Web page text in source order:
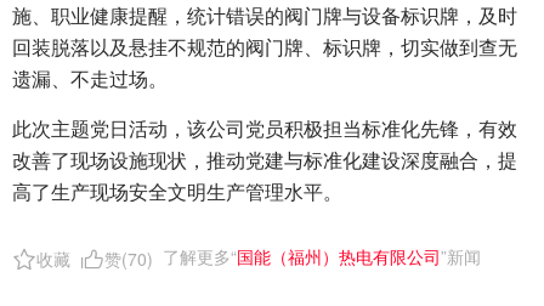
施、职业健康提醒，统计错误的阀门牌与设备标识牌，及时
回装脱落以及悬挂不规范的阀门牌、标识牌，切实做到查无
遗漏、不走过场。
此次主题党日活动，该公司党员积极担当标准化先锋，有效
改善了现场设施现状，推动党建与标准化建设深度融合，提
高了生产现场安全文明生产管理水平。
收藏 赞(70) 了解更多“国能（福州）热电有限公司”新闻